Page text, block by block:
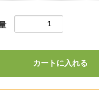
カートに入れる